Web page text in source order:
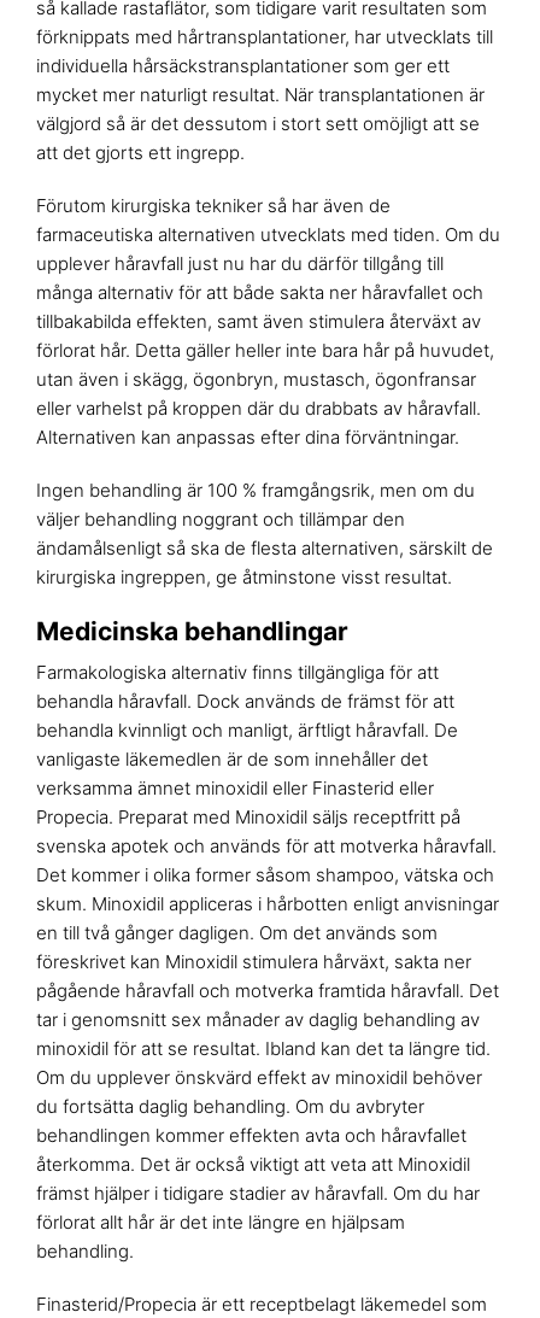
så kallade rastaflätor, som tidigare varit resultaten som
förknippats med hårtransplantationer, har utvecklats till
individuella hårsäckstransplantationer som ger ett
mycket mer naturligt resultat. När transplantationen är
välgjord så är det dessutom i stort sett omöjligt att se
att det gjorts ett ingrepp.
Förutom kirurgiska tekniker så har även de
farmaceutiska alternativen utvecklats med tiden. Om du
upplever håravfall just nu har du därför tillgång till
många alternativ för att både sakta ner håravfallet och
tillbakabilda effekten, samt även stimulera återväxt av
förlorat hår. Detta gäller heller inte bara hår på huvudet,
utan även i skägg, ögonbryn, mustasch, ögonfransar
eller varhelst på kroppen där du drabbats av håravfall.
Alternativen kan anpassas efter dina förväntningar.
Ingen behandling är 100 % framgångsrik, men om du
väljer behandling noggrant och tillämpar den
ändamålsenligt så ska de flesta alternativen, särskilt de
kirurgiska ingreppen, ge åtminstone visst resultat.
Medicinska behandlingar
Farmakologiska alternativ finns tillgängliga för att
behandla håravfall. Dock används de främst för att
behandla kvinnligt och manligt, ärftligt håravfall. De
vanligaste läkemedlen är de som innehåller det
verksamma ämnet minoxidil eller Finasterid eller
Propecia. Preparat med Minoxidil säljs receptfritt på
svenska apotek och används för att motverka håravfall.
Det kommer i olika former såsom shampoo, vätska och
skum. Minoxidil appliceras i hårbotten enligt anvisningar
en till två gånger dagligen. Om det används som
föreskrivet kan Minoxidil stimulera hårväxt, sakta ner
pågående håravfall och motverka framtida håravfall. Det
tar i genomsnitt sex månader av daglig behandling av
minoxidil för att se resultat. Ibland kan det ta längre tid.
Om du upplever önskvärd effekt av minoxidil behöver
du fortsätta daglig behandling. Om du avbryter
behandlingen kommer effekten avta och håravfallet
återkomma. Det är också viktigt att veta att Minoxidil
främst hjälper i tidigare stadier av håravfall. Om du har
förlorat allt hår är det inte längre en hjälpsam
behandling.
Finasterid/Propecia är ett receptbelagt läkemedel som